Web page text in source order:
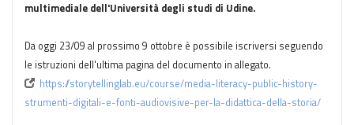
multimediale dell'Università degli studi di Udine.
Da oggi 23/09 al prossimo 9 ottobre è possibile iscriversi seguendo
le istruzioni dell'ultima pagina del documento in allegato.
https://storytellinglab.eu/course/media-literacy-public-history-
strumenti-digitali-e-fonti-audiovisive-per-la-didattica-della-storia/